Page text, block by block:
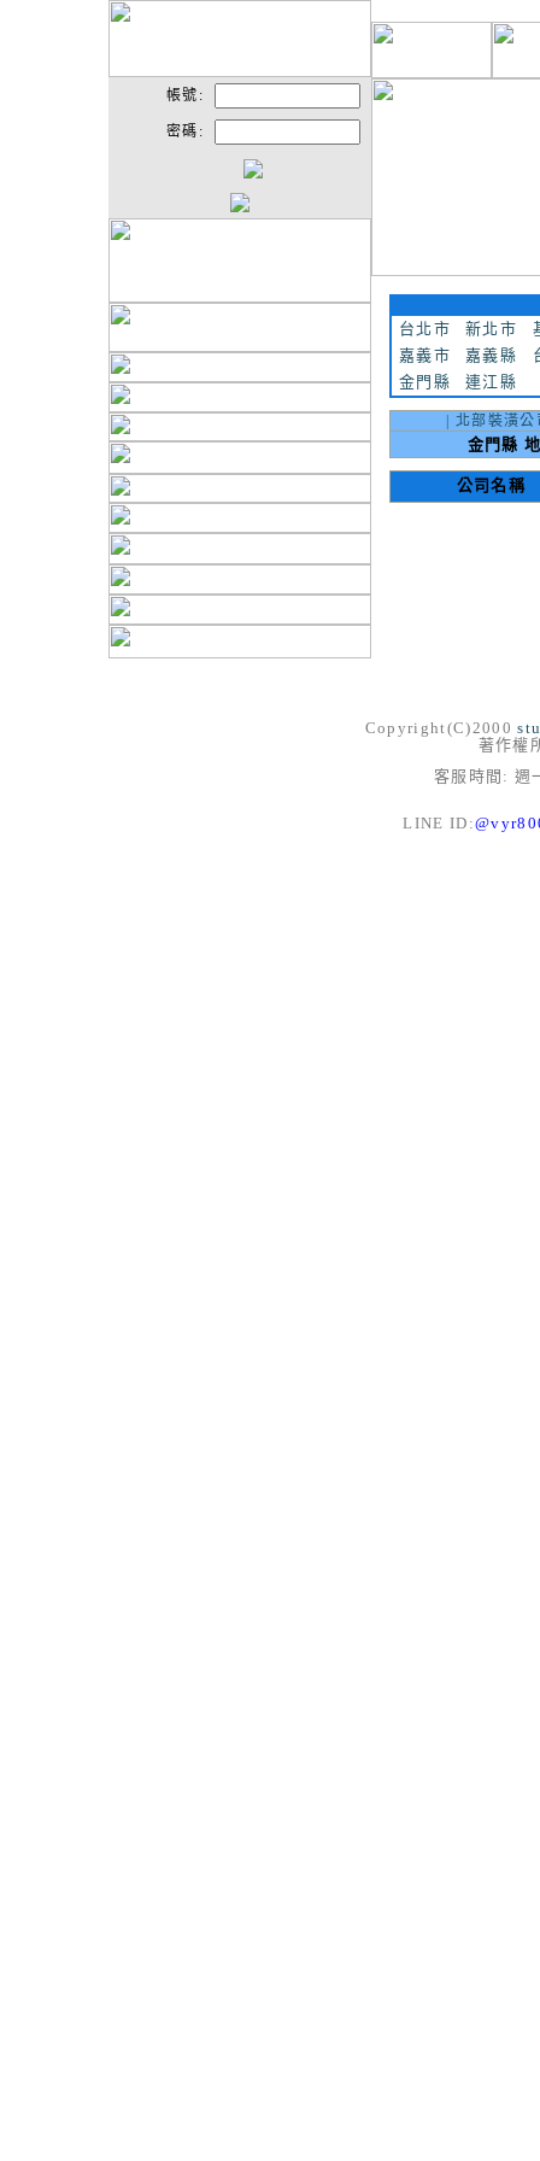
帳號:
密碼:
台北市 新北市
嘉義市
嘉義縣
金門縣
連江縣
|北部裝潢公
金門縣
公司名稱
Copyright(C)2000
著作權
客服時間: 週
LINE ID: